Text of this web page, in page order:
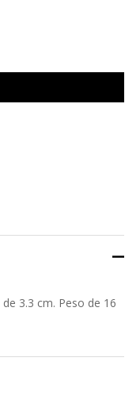
3.3 cm. Peso de 16